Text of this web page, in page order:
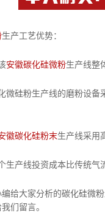
生产工艺优势：
安徽碳化硅微粉生产线整
的磨粉设备采用多级
徽碳化硅粉末生产线采用
成本比传统气流磨
的碳化硅微粉生产工
们留言。